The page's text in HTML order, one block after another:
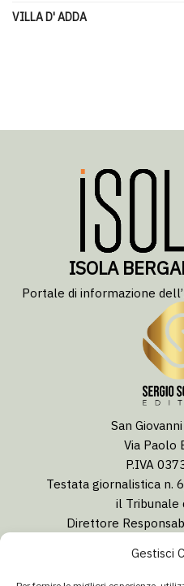
Gestisci
VILLA D' ADDA
ISOLA
Portale di informazione
San
Via Paolo
P.IVA
Testata giornalistica n.
il Tribunale
Direttore